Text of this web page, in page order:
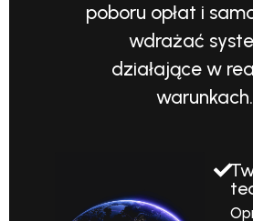
poboru opłat i
wdrażać
działające w
warunkach.